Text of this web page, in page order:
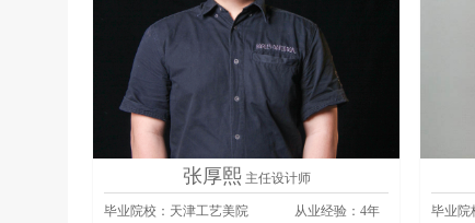
张厚熙 主任设计师
毕业院校：天津工艺美院 从业经验： 4年
毕业院